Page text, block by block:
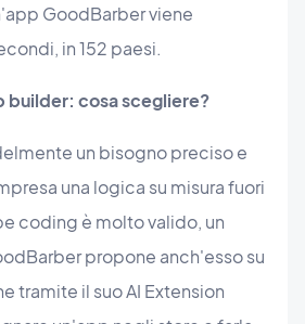
GoodBarber viene
in 152 paesi.
builder: cosa scegliere?
un bisogno preciso e
una logica su misura fuori
coding è molto valido, un
propone anch'esso su
tramite il suo AI Extension